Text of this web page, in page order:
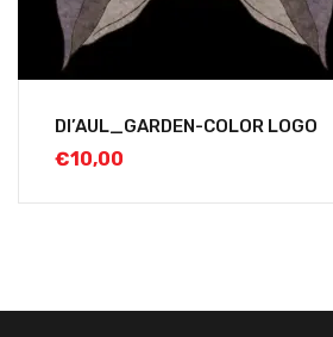
DI’AUL_GARDEN-COLOR LOGO
€10,00